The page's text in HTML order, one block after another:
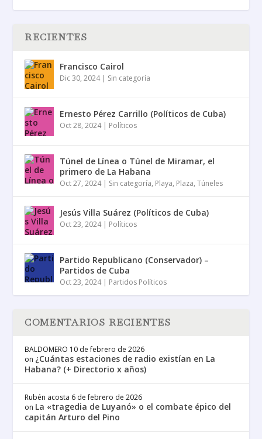
RECIENTES
Francisco Cairol
Dic 30, 2024| Sin categoría
Ernesto Pérez Carrillo (Políticos de Cuba)
Oct 28, 2024| Políticos
Túnel de Línea o Túnel de Miramar, el
primero de La Habana
Oct 27, 2024| Sin categoría, Playa, Plaza,Túneles
Jesús Villa Suárez (Políticos de Cuba)
Oct 23, 2024| Políticos
Partido Republicano (Conservador) –
Partidos de Cuba
Oct 23, 2024| Partidos Políticos
COMENTARIOS RECIENTES
BALDOMERO 10 de febrero de 2026
on ¿Cuántas estaciones de radio existían en La
Habana? (+ Directorio x años)
Rubén acosta 6 de febrero de 2026
on La «tragedia de Luyanó» o el combate épico del
capitán Arturo del Pino